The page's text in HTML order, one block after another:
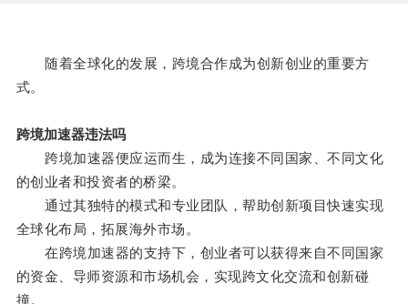
随着全球化的发展，跨境合作成为创新创业的重要方
式。
跨境加速器违法吗
跨境加速器便应运而生，成为连接不同国家、不同文化
的创业者和投资者的桥梁。
通过其独特的模式和专业团队，帮助创新项目快速实现
全球化布局，拓展海外市场。
在跨境加速器的支持下，创业者可以获得来自不同国家
的资金、导师资源和市场机会，实现跨文化交流和创新碰
撞。